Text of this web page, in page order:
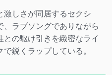
激しさが同居するセクシ
、ラブソングでありながら
との駆け引きを緻密なライ
鋭くラップしている。